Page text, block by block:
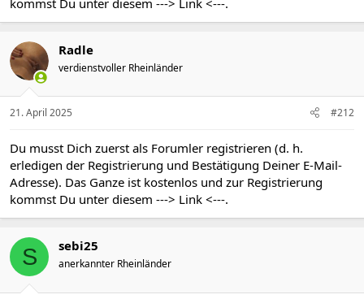
Radle
verdienstvoller Rheinländer
21. April 2025 #212
Du musst Dich zuerst als Forumler registrieren (d. h.
erledigen der Registrierung und Bestätigung Deiner E-Mail-
Adresse). Das Ganze ist kostenlos und zur Registrierung
kommst Du unter diesem ---> Link <---.
S sebi25
anerkannter Rheinländer